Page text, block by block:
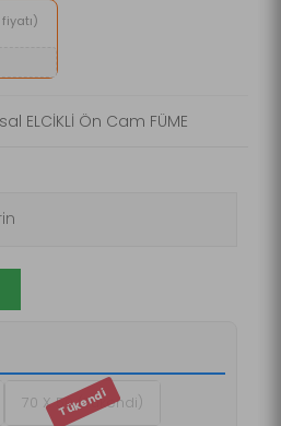
ELCİKLİ Ön Cam FÜME
70 X 50 (Tükendi)